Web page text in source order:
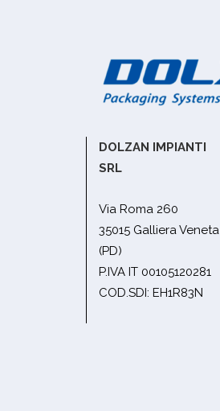
DOLZAN IMPIANTI
SRL
Via Roma 260
35015 Galliera Veneta
(PD)
P.IVA IT 00105120281
COD.SDI: EH1R83N